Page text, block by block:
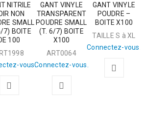
NITRILE
NON
SMALL
7) BOITE
100
vous.
GANT VINYLE
TRANSPARENT
POUDRE SMALL
(T. 6/7) BOITE
X100
ART0064
Connectez-vous.
GANT VINYLE
POUDRE –
BOITE X100
TAILLE S à XL
Connectez-vous.